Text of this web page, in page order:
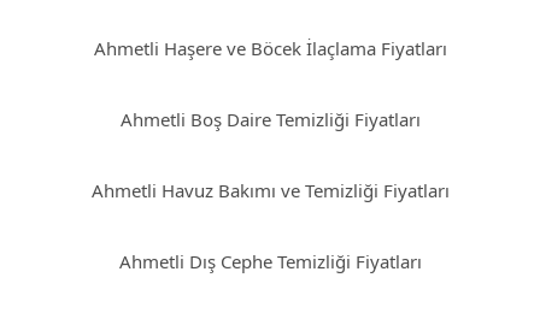
Ahmetli Haşere ve Böcek İlaçlama Fiyatları
Ahmetli Boş Daire Temizliği Fiyatları
Ahmetli Havuz Bakımı ve Temizliği Fiyatları
Ahmetli Dış Cephe Temizliği Fiyatları